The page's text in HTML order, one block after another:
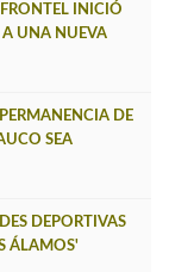
INICIÓ
A UNA NUEVA
DE
SEA
DEPORTIVAS
ÁLAMOS'